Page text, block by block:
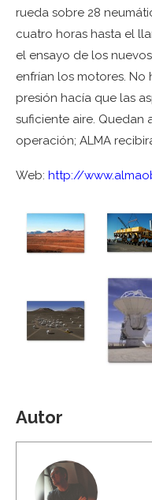
rueda sobre 28
cuatro horas hasta el
el ensayo de los
enfrían los motores.
presión hacía que las
suficiente aire. Quedan
operación; ALMA
Web: http://
Autor